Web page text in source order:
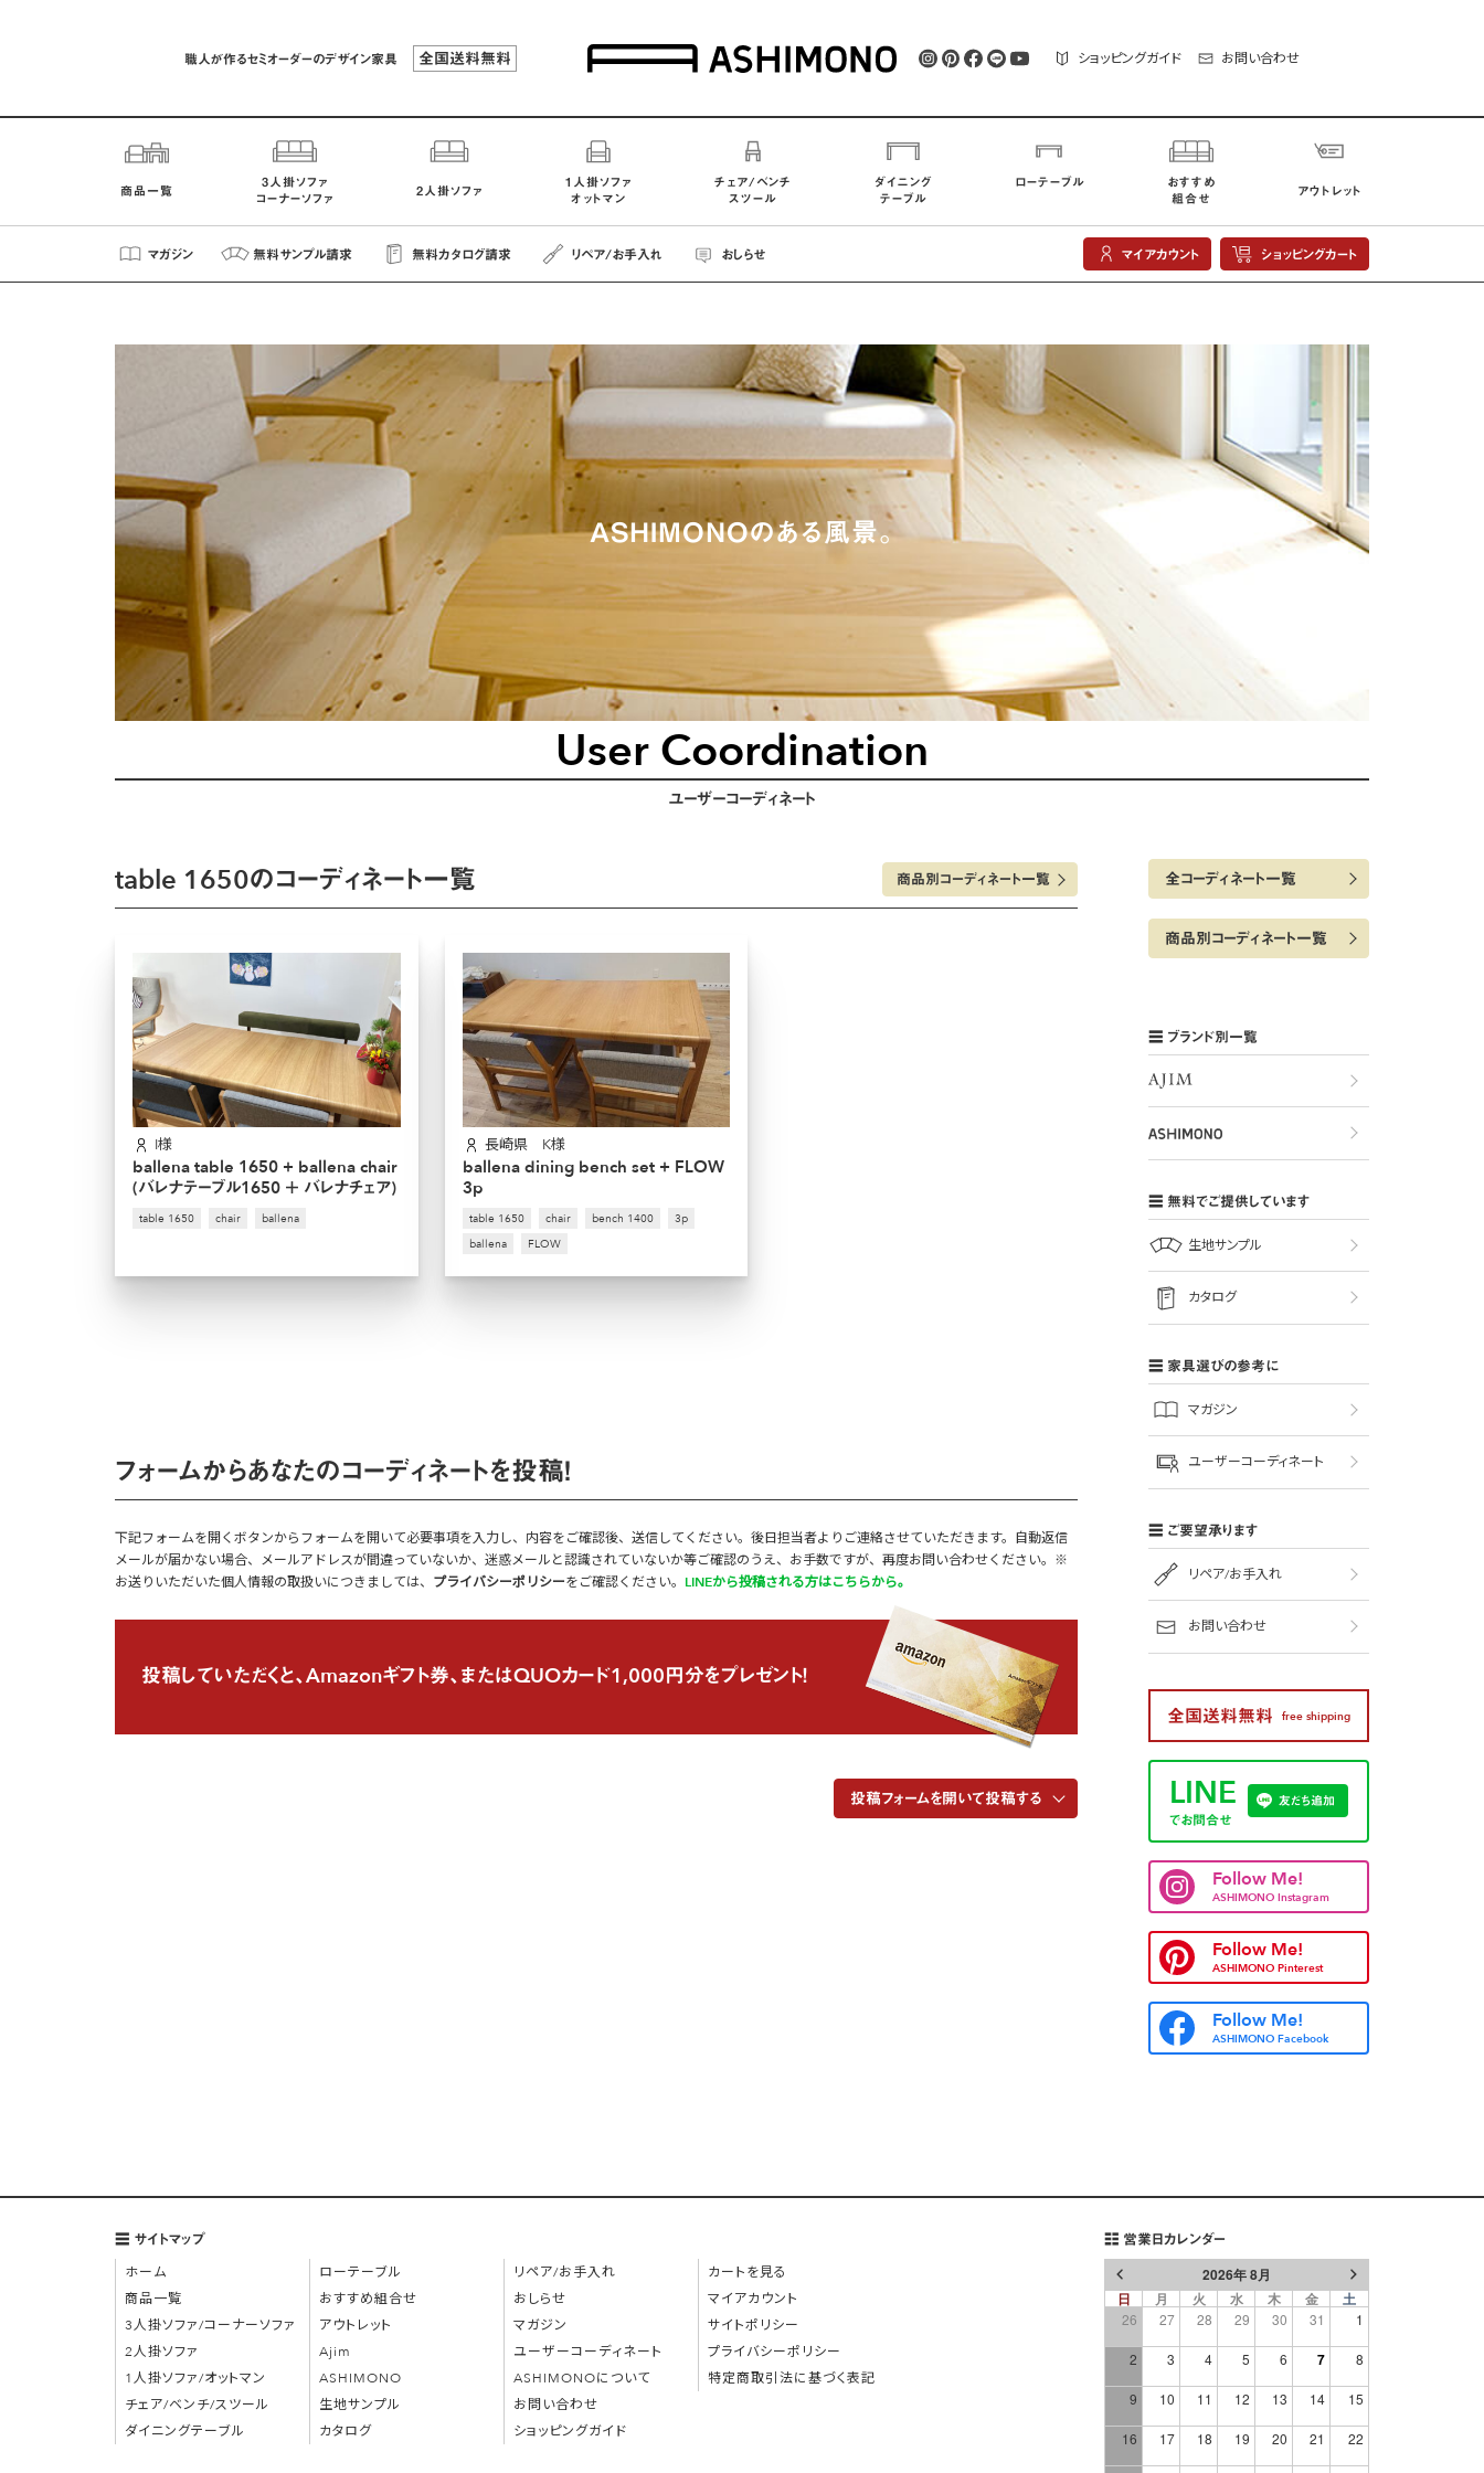
職人が作るセミオーダーのデザイン家具 全国送料無料
商品一覧
3人掛ソファ
コーナーソファ
2人掛ソファ
1人掛ソファ
オットマン
チェア/ベンチ
スツール
ダイニング
テーブル
ローテーブル
おすすめ
組合せ
アウトレット
マガジン 無料サンプル請求 無料カタログ請求 リペア/お手入れ おしらせ マイアカウント ショッピングカート
ショッピングガイド お問い合わせ
User Coordination
ユーザーコーディネート
ASHIMONOのある風景。
table 1650のコーディネート一覧 商品別コーディネート一覧
I様
ballena table 1650 + ballena chair
(バレナテーブル1650 ＋ バレナチェア)
table 1650 chair ballena
長崎県 K様
ballena dining bench set + FLOW
3p
table 1650 chair bench 1400
3p
ballena
FLOW
フォームからあなたのコーディネートを投稿！
下記フォームを開くボタンからフォームを開いて必要事項を入力し、内容をご確認後、送信してください。後日担当者よりご連絡させていただきます。自動返信
メールが届かない場合、メールアドレスが間違っていないか、迷惑メールと認識されていないか等ご確認のうえ、お手数ですが、再度お問い合わせください。※
お送りいただいた個人情報の取扱いにつきましては、 プライバシーポリシーをご確認ください。 LINEから投稿される方はこちらから。
投稿していただくと、Amazonギフト券、またはQUOカード1,000円分をプレゼント！
投稿フォームを開いて投稿する
ご住所
会社名（法人の方）
全コーディネート一覧
商品別コーディネート一覧
ブランド別一覧
無料でご提供しています
生地サンプル
カタログ
家具選びの参考に
マガジン
ユーザーコーディネート
ご要望承ります
リペア/お手入れ
お問い合わせ
全国送料無料 free shipping
LINE
でお問合せ
友だち追加
Follow Me!
ASHIMONO Instagram
Follow Me!
ASHIMONO Pinterest
Follow Me!
ASHIMONO Facebook
営業日カレンダー
2026年 8月
日
月 火 水 木 金 土
26 27 28 29 30 31 1
2 3 4 5 6 7 8
9 10 11 12 13 14 15
16 17 18 19 20 21 22
サイトマップ
ホーム
商品一覧
3人掛ソファ/コーナーソファ
2人掛ソファ
1人掛ソファ/オットマン
チェア/ベンチ/スツール
ダイニングテーブル
ローテーブル
おすすめ組合せ
アウトレット
Ajim
ASHIMONO
生地サンプル
カタログ
リペア/お手入れ
おしらせ
マガジン
ユーザーコーディネート
ASHIMONOについて
お問い合わせ
ショッピングガイド
カートを見る
マイアカウント
サイトポリシー
プライバシーポリシー
特定商取引法に基づく表記